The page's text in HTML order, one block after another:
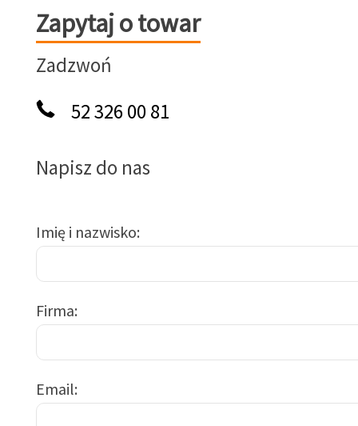
Zapytaj o towar
Zapytaj o towar
Zadzwoń
52 326 00 81
Napisz do nas
Imię i nazwisko
Firma
Email